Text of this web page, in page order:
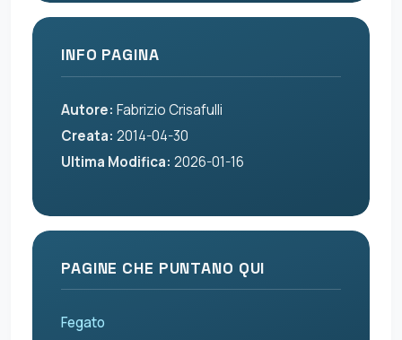
INFO PAGINA
Autore: Fabrizio Crisafulli
Creata: 2014-04-30
Ultima Modifica: 2026-01-16
PAGINE CHE PUNTANO QUI
Fegato